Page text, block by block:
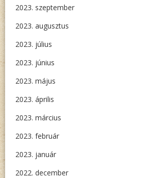
2023. szeptember
2023. augusztus
2023. július
2023. június
2023. május
2023. április
2023. március
2023. február
2023. január
2022. december